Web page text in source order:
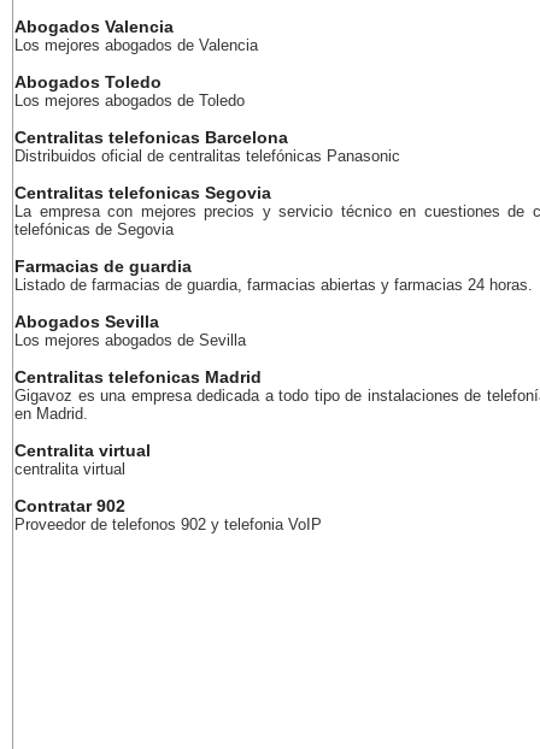
Abogados Valencia
Los mejores abogados de Valencia
Abogados Toledo
Los mejores abogados de Toledo
Centralitas telefonicas Barcelona
Distribuidos oficial de centralitas telefónicas Panasonic
Centralitas telefonicas Segovia
La empresa con mejores precios y servicio técnico en cuestiones de
telefónicas de Segovia
Farmacias de guardia
Listado de farmacias de guardia, farmacias abiertas y farmacias 24 horas.
Abogados Sevilla
Los mejores abogados de Sevilla
Centralitas telefonicas Madrid
Gigavoz es una empresa dedicada a todo tipo de instalaciones de
en Madrid.
Centralita virtual
centralita virtual
Contratar 902
Proveedor de telefonos 902 y telefonia VoIP